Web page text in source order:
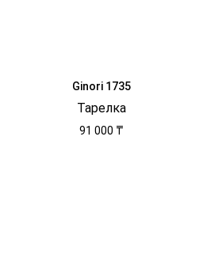
Ginori 1735
Тарелка
91 000 ₸